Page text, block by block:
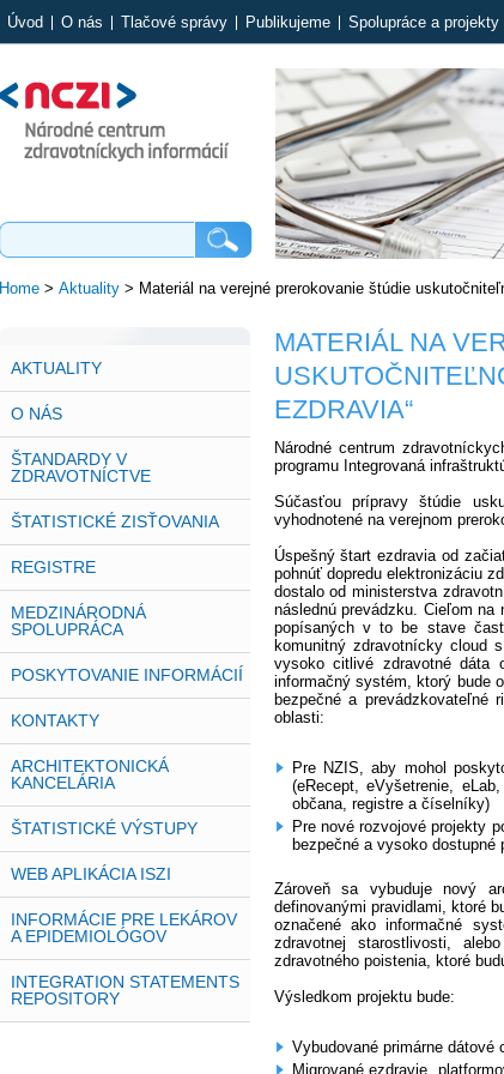
Úvod O nás Tlačové správy Publikujeme Spolupráce a projekty
Home> Aktuality> Materiál na verejné prerokovanie štúdie
AKTUALITY
O NÁS
ŠTANDARDY V
ZDRAVOTNÍCTVE
ŠTATISTICKÉ ZISŤOVANIA
REGISTRE
MEDZINÁRODNÁ
SPOLUPRÁCA
POSKYTOVANIE INFORMÁCIÍ
KONTAKTY
ARCHITEKTONICKÁ
KANCELÁRIA
ŠTATISTICKÉ VÝSTUPY
WEB APLIKÁCIA ISZI
INFORMÁCIE PRE LEKÁROV
A EPIDEMIOLÓGOV
INTEGRATION STATEMENTS
REPOSITORY
MATERIÁL NA
EZDRAVIA“
Národné centrum
programu Integrovaná
Súčasťou prípravy štúdie
vyhodnotené na verejnom
Úspešný štart ezdravia od
pohnúť dopredu elektronizáciu
dostalo od ministerstva
následnú prevádzku. Cieľom
popísaných v to be stave
komunitný zdravotnícky cloud
vysoko citlivé zdravotné dáta
informačný systém, ktorý bude
bezpečné a prevádzkovateľné
oblasti:
Pre NZIS, aby mohol
(eRecept, eVyšetrenie,
občana, registre a číselníky)
Pre nové rozvojové projekty
bezpečné a vysoko dostupné
Zároveň sa vybuduje nový
definovanými pravidlami, ktoré
označené ako informačné
zdravotnej starostlivosti,
zdravotného poistenia, ktoré
Výsledkom projektu bude:
Vybudované primárne dátové
Migrované ezdravie,